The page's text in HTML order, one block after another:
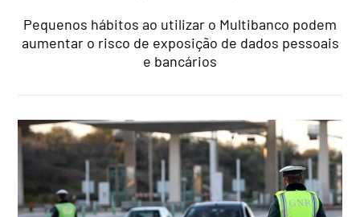
Pequenos hábitos ao utilizar o Multibanco podem
aumentar o risco de exposição de dados pessoais
e bancários